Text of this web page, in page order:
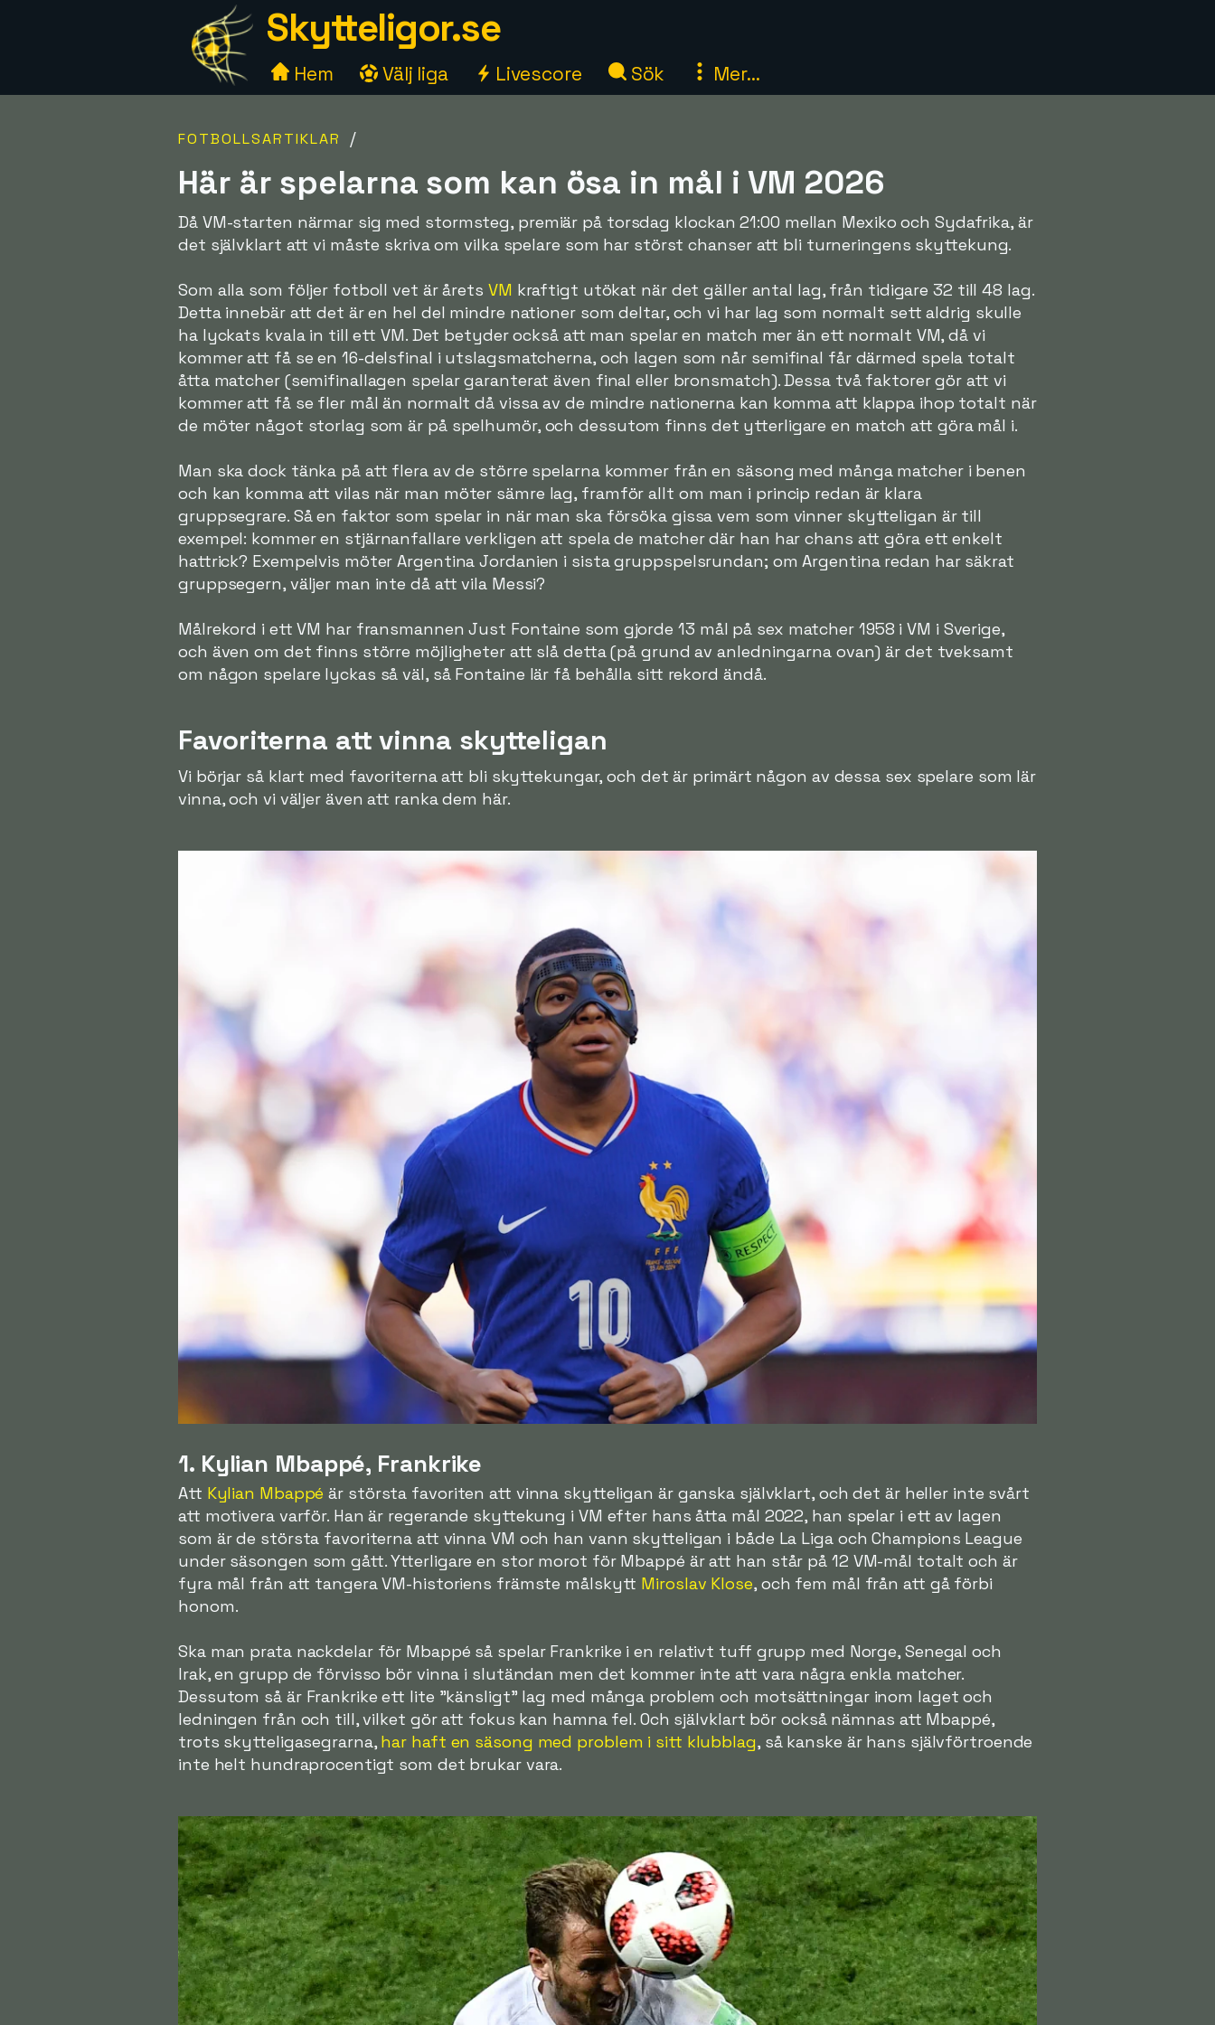
Skytteligor.se
Hem Välj liga Livescore Sök Mer...
FOTBOLLSARTIKLAR /
Här är spelarna som kan ösa in mål i VM 2026
Då VM-starten närmar sig med stormsteg, premiär på torsdag klockan 21:00 mellan Mexiko och Sydafrika, är
det självklart att vi måste skriva om vilka spelare som har störst chanser att bli turneringens skyttekung.
Som alla som följer fotboll vet är årets VM kraftigt utökat när det gäller antal lag, från tidigare 32 till 48 lag.
Detta innebär att det är en hel del mindre nationer som deltar, och vi har lag som normalt sett aldrig skulle
ha lyckats kvala in till ett VM. Det betyder också att man spelar en match mer än ett normalt VM, då vi
kommer att få se en 16-delsfinal i utslagsmatcherna, och lagen som når semifinal får därmed spela totalt
åtta matcher (semifinallagen spelar garanterat även final eller bronsmatch). Dessa två faktorer gör att vi
kommer att få se fler mål än normalt då vissa av de mindre nationerna kan komma att klappa ihop totalt när
de möter något storlag som är på spelhumör, och dessutom finns det ytterligare en match att göra mål i.
Man ska dock tänka på att flera av de större spelarna kommer från en säsong med många matcher i benen
och kan komma att vilas när man möter sämre lag, framför allt om man i princip redan är klara
gruppsegrare. Så en faktor som spelar in när man ska försöka gissa vem som vinner skytteligan är till
exempel: kommer en stjärnanfallare verkligen att spela de matcher där han har chans att göra ett enkelt
hattrick? Exempelvis möter Argentina Jordanien i sista gruppspelsrundan; om Argentina redan har säkrat
gruppsegern, väljer man inte då att vila Messi?
Målrekord i ett VM har fransmannen Just Fontaine som gjorde 13 mål på sex matcher 1958 i VM i Sverige,
och även om det finns större möjligheter att slå detta (på grund av anledningarna ovan) är det tveksamt
om någon spelare lyckas så väl, så Fontaine lär få behålla sitt rekord ändå.
Favoriterna att vinna skytteligan
Vi börjar så klart med favoriterna att bli skyttekungar, och det är primärt någon av dessa sex spelare som lär
vinna, och vi väljer även att ranka dem här.
1. Kylian Mbappé, Frankrike
Att Kylian Mbappé är största favoriten att vinna skytteligan är ganska självklart, och det är heller inte svårt
att motivera varför. Han är regerande skyttekung i VM efter hans åtta mål 2022, han spelar i ett av lagen
som är de största favoriterna att vinna VM och han vann skytteligan i både La Liga och Champions League
under säsongen som gått. Ytterligare en stor morot för Mbappé är att han står på 12 VM-mål totalt och är
fyra mål från att tangera VM-historiens främste målskytt Miroslav Klose, och fem mål från att gå förbi
honom.
Ska man prata nackdelar för Mbappé så spelar Frankrike i en relativt tuff grupp med Norge, Senegal och
Irak, en grupp de förvisso bör vinna i slutändan men det kommer inte att vara några enkla matcher.
Dessutom så är Frankrike ett lite "känsligt" lag med många problem och motsättningar inom laget och
ledningen från och till, vilket gör att fokus kan hamna fel. Och självklart bör också nämnas att Mbappé,
trots skytteligasegrarna, har haft en säsong med problem i sitt klubblag, så kanske är hans självförtroende
inte helt hundraprocentigt som det brukar vara.